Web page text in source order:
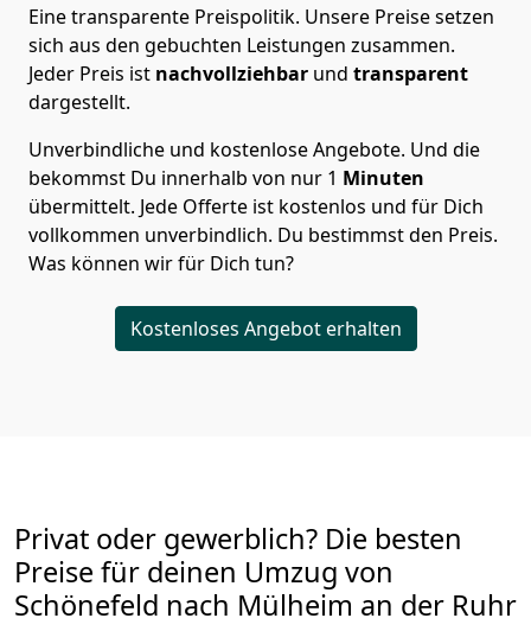
Eine transparente Preispolitik. Unsere Preise setzen
sich aus den gebuchten Leistungen zusammen.
Jeder Preis ist nachvollziehbar und transparent
dargestellt.
Unverbindliche und kostenlose Angebote. Und die
bekommst Du innerhalb von nur 1 Minuten
übermittelt. Jede Offerte ist kostenlos und für Dich
vollkommen unverbindlich. Du bestimmst den Preis.
Was können wir für Dich tun?
Kostenloses Angebot erhalten
Privat oder gewerblich? Die besten
Preise für deinen Umzug von
Schönefeld nach Mülheim an der Ruhr